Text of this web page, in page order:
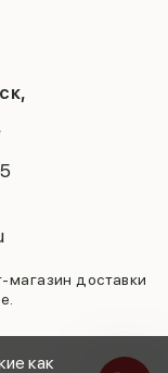
как
доставки